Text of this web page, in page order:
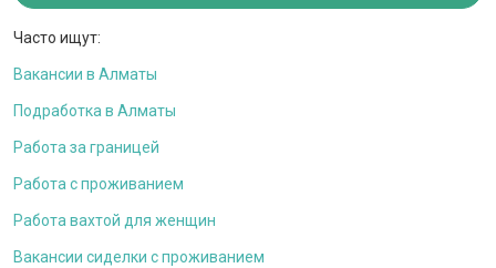
Часто ищут:
Вакансии в Алматы
Подработка в Алматы
Работа за границей
Работа с проживанием
Работа вахтой для женщин
Вакансии сиделки с проживанием